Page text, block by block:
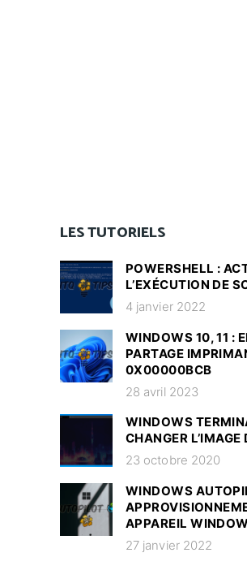
LES TUTORIELS
POWERSHELL :
L’EXÉCUTION DE
4 janvier 2022
WINDOWS 10, 11 :
PARTAGE
0X00000BCB
28 avril 2023
WINDOWS
CHANGER L’IMAGE
23 octobre 2020
WINDOWS
APPAREIL
27 janvier 2022